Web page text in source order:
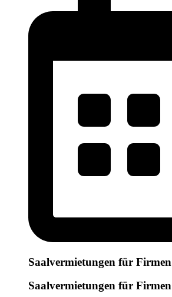
Saalvermietungen für Firmen
Saalvermietungen für Firmen